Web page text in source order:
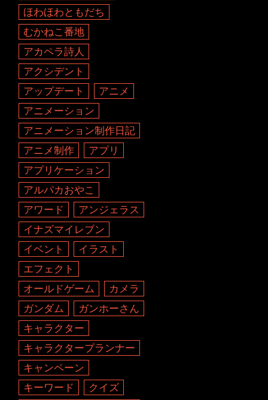
ほわほわともだち
むかねこ番地
アカペラ詩人
アクシデント
アップデート
アニメ
アニメーション
アニメーション制作日記
アニメ制作
アプリ
アプリケーション
アルパカおやこ
アワード
アンジェラス
イナズマイレブン
イベント
イラスト
エフェクト
オールドゲーム
カメラ
ガンダム
ガンホーさん
キャラクター
キャラクタープランナー
キャンペーン
キーワード
クイズ